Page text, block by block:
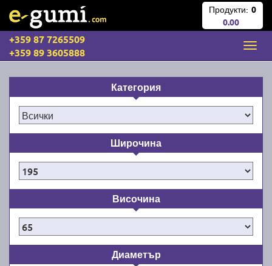
Продукти: 0
0.00
+359 87 7265509
+359 89 3605888
Категория
Широчина
Височина
Диаметър